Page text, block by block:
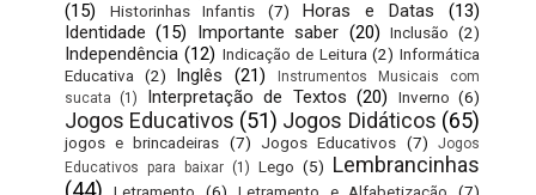
(15)
Historinhas Infantis (7) Horas e Datas
(13)
Identidade (15) Importante saber (20) Inclusão (2)
Independência (12) Indicação de Leitura (2) Informática
Educativa
(2) Inglês (21)
Instrumentos Musicais com
sucata
(1) Interpretação de Textos (20) Inverno (6)
Jogos Educativos (51) Jogos Didáticos (65)
jogos e brincadeiras (7) Jogos Educativos (7)
Jogos
Educativos para baixar (1) Lego (5) Lembrancinhas
(44)
Letramento (6) Letramento e Alfabetização
(7)